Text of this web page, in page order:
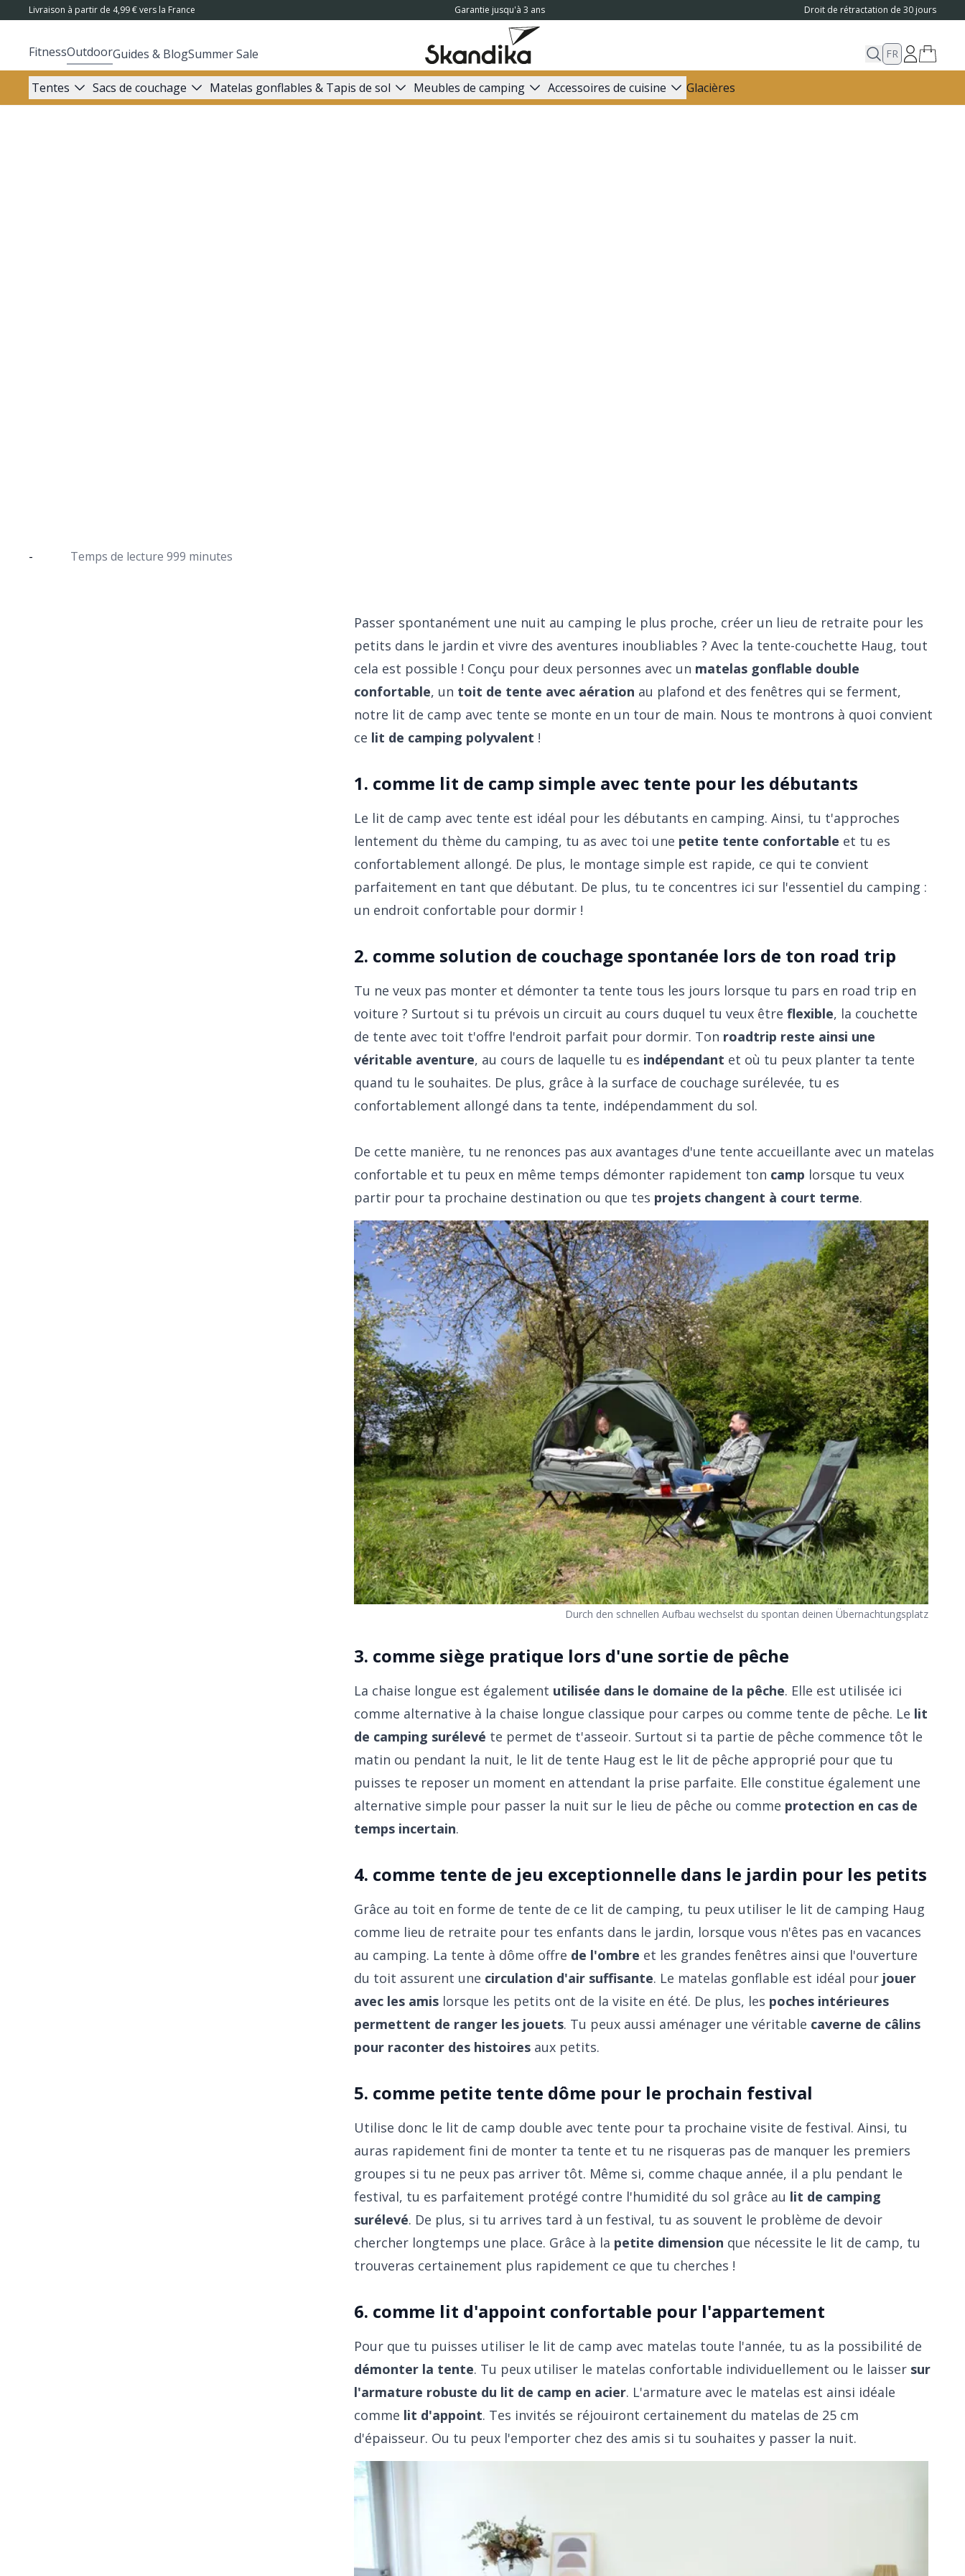
Livraison à partir de 4,99 € vers la France Garantie jusqu'à 3 ans Droit de rétractation de 30 jours
FitnessOutdoorGuides & BlogSummer Sale FR
Tentes Sacs de couchage Matelas gonflables & Tapis de sol Meubles de camping Accessoires de cuisine Glacières
- Temps de lecture 999 minutes
Passer spontanément une nuit au camping le plus proche, créer un lieu de retraite pour les
petits dans le jardin et vivre des aventures inoubliables ? Avec la tente-couchette Haug, tout
cela est possible ! Conçu pour deux personnes avec un matelas gonflable double
confortable, un toit de tente avec aération au plafond et des fenêtres qui se ferment,
notre lit de camp avec tente se monte en un tour de main. Nous te montrons à quoi convient
ce lit de camping polyvalent !
1. comme lit de camp simple avec tente pour les débutants
Le lit de camp avec tente est idéal pour les débutants en camping. Ainsi, tu t'approches
lentement du thème du camping, tu as avec toi une petite tente confortable et tu es
confortablement allongé. De plus, le montage simple est rapide, ce qui te convient
parfaitement en tant que débutant. De plus, tu te concentres ici sur l'essentiel du camping :
un endroit confortable pour dormir !
2. comme solution de couchage spontanée lors de ton road trip
Tu ne veux pas monter et démonter ta tente tous les jours lorsque tu pars en road trip en
voiture ? Surtout si tu prévois un circuit au cours duquel tu veux êtreflexible, la couchette
de tente avec toit t'offre l'endroit parfait pour dormir. Ton roadtrip reste ainsi une
véritable aventure, au cours de laquelle tu es indépendant et où tu peux planter ta tente
quand tu le souhaites. De plus, grâce à la surface de couchage surélevée, tu es
confortablement allongé dans ta tente, indépendamment du sol.
De cette manière, tu ne renonces pas aux avantages d'une tente accueillante avec un matelas
confortable et tu peux en même temps démonter rapidement ton camp lorsque tu veux
partir pour ta prochaine destination ou que tes projets changent à court terme.
Durch den schnellen Aufbau wechselst du spontan deinen Übernachtungsplatz
3. comme siège pratique lors d'une sortie de pêche
La chaise longue est également utilisée dans le domaine de la pêche. Elle est utilisée ici
comme alternative à la chaise longue classique pour carpes ou comme tente de pêche. Le lit
de camping surélevé te permet de t'asseoir. Surtout si ta partie de pêche commence tôt le
matin ou pendant la nuit, le lit de tente Haug est le lit de pêche approprié pour que tu
puisses te reposer un moment en attendant la prise parfaite. Elle constitue également une
alternative simple pour passer la nuit sur le lieu de pêche ou comme protection en cas de
temps incertain.
4. comme tente de jeu exceptionnelle dans le jardin pour les petits
Grâce au toit en forme de tente de ce lit de camping, tu peux utiliser le lit de camping Haug
comme lieu de retraite pour tes enfants dans le jardin, lorsque vous n'êtes pas en vacances
au camping. La tente à dôme offre de l'ombre et les grandes fenêtres ainsi que l'ouverture
du toit assurent une circulation d'air suffisante. Le matelas gonflable est idéal pour jouer
avec les amis lorsque les petits ont de la visite en été. De plus, les poches intérieures
permettent de ranger les jouets. Tu peux aussi aménager une véritable caverne de câlins
pour raconter des histoires aux petits.
5. comme petite tente dôme pour le prochain festival
Utilise donc le lit de camp double avec tente pour ta prochaine visite de festival. Ainsi, tu
auras rapidement fini de monter ta tente et tu ne risqueras pas de manquer les premiers
groupes si tu ne peux pas arriver tôt. Même si, comme chaque année, il a plu pendant le
festival, tu es parfaitement protégé contre l'humidité du sol grâce au lit de camping
surélevé. De plus, si tu arrives tard à un festival, tu as souvent le problème de devoir
chercher longtemps une place. Grâce à la petite dimension que nécessite le lit de camp, tu
trouveras certainement plus rapidement ce que tu cherches !
6. comme lit d'appoint confortable pour l'appartement
Pour que tu puisses utiliser le lit de camp avec matelas toute l'année, tu as la possibilité de
démonter la tente. Tu peux utiliser le matelas confortable individuellement ou le laisser sur
l'armature robuste du lit de camp en acier. L'armature avec le matelas est ainsi idéale
comme lit d'appoint. Tes invités se réjouiront certainement du matelas de 25 cm
d'épaisseur. Ou tu peux l'emporter chez des amis si tu souhaites y passer la nuit.